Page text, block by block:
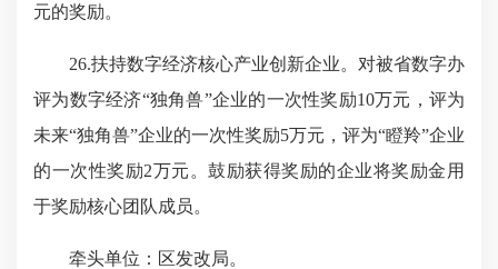
元的奖励。
26.扶持数字经济核心产业创新企业。对被省数字办
评为数字经济“独角兽”企业的一次性奖励10万元，评为
未来“独角兽”企业的一次性奖励5万元，评为“瞪羚”企业
的一次性奖励2万元。鼓励获得奖励的企业将奖励金用
于奖励核心团队成员。
牵头单位：区发改局。